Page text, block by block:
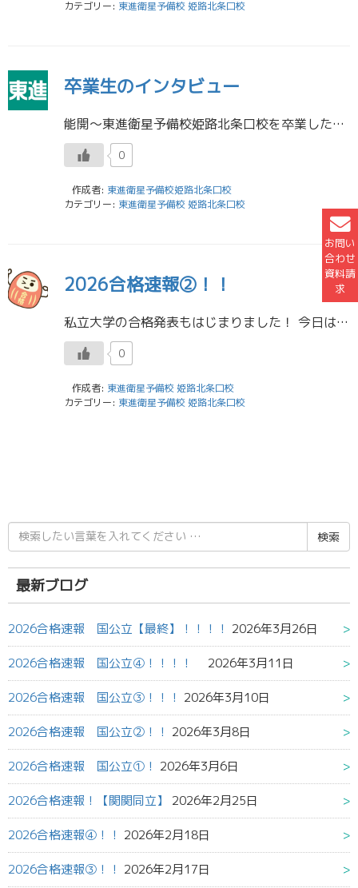
お問い
合わせ
資料請
求
カテゴリー: 東進衛星予備校 姫路北条口校
卒業生のインタビュー
能開～東進衛星予備校姫路北条口校を卒業した卒業生のインタビューが届きました。 大きく羽ばたいていてスタッフ一同、感無量です！ 東進衛星予備校姫路北条口校
0
作成者: 東進衛星予備校姫路北条口校
カテゴリー: 東進衛星予備校 姫路北条口校
2026合格速報②！！
私立大学の合格発表もはじまりました！ 今日は関西学院、同志社です。 本日判明分です！ 姫路西から 同志社大学 理工学部 電気工学科 合格！姫路東から 同志社大学 経済学部 経済学科 合格！姫路東から 同志社大学 経済学部 […]
0
作成者: 東進衛星予備校 姫路北条口校
カテゴリー: 東進衛星予備校 姫路北条口校
検
索
結
果:
最新ブログ
2026合格速報 国公立【最終】！！！！ 2026年3月26日
2026合格速報 国公立④！！！！ 2026年3月11日
2026合格速報 国公立③！！！ 2026年3月10日
2026合格速報 国公立②！！ 2026年3月8日
2026合格速報 国公立①！ 2026年3月6日
2026合格速報！【関関同立】 2026年2月25日
2026合格速報④！！ 2026年2月18日
2026合格速報③！！ 2026年2月17日